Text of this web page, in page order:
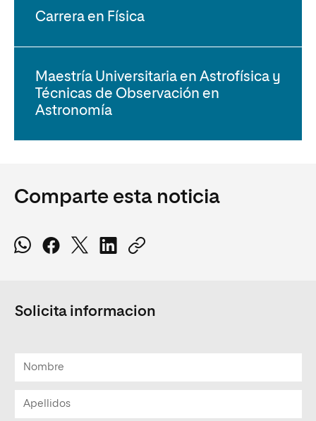
Carrera en Física
Maestría Universitaria en Astrofísica y
Técnicas de Observación en
Astronomía
Comparte esta noticia
Solicita informacion